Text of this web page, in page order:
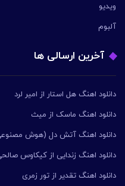
ویدیو
آلبوم
آخرین ارسالی ها
دانلود اهنگ هل استار از امیر لرد
دانلود اهنگ ماسک از میث
دانلود اهنگ آتش دل (هوش
دانلود اهنگ زندایی از کیکاوس
دانلود اهنگ تقدیر از تور زمری